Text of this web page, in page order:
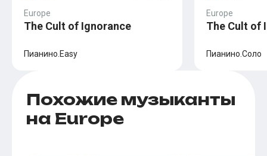
Europe
The Cult of Ignorance
Пианино.Easy
Europe
The Cult of
Пианино.Соло
Похожие музыканты
на Europe